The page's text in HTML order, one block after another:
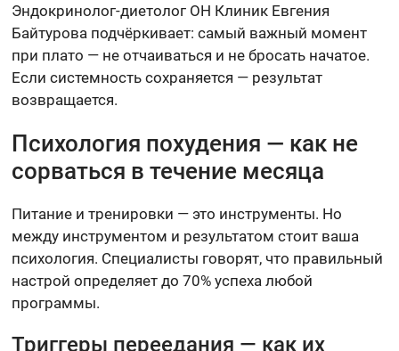
Эндокринолог-диетолог ОН Клиник Евгения
Байтурова подчёркивает: самый важный момент
при плато — не отчаиваться и не бросать начатое.
Если системность сохраняется — результат
возвращается.
Психология похудения — как не
сорваться в течение месяца
Питание и тренировки — это инструменты. Но
между инструментом и результатом стоит ваша
психология. Специалисты говорят, что правильный
настрой определяет до 70% успеха любой
программы.
Триггеры переедания — как их